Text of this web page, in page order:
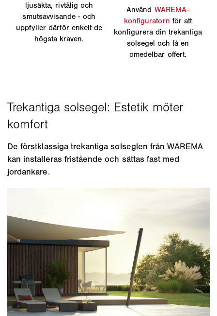
ljusäkta, rivtålig och
smutsavvisande - och
uppfyller därför enkelt de
högsta kraven.
Använd WAREMA-
konfiguratorn för att
konfigurera din trekantiga
solsegel och få en
omedelbar offert.
De förstklassiga trekantiga solseglen från WAREMA
kan installeras fristående och sättas fast med
jordankare.